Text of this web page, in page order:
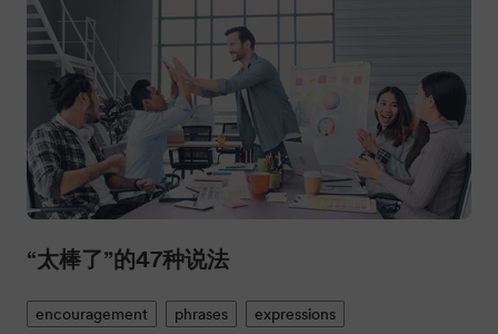
“太棒了”的47种说法
encouragement phrases expressions